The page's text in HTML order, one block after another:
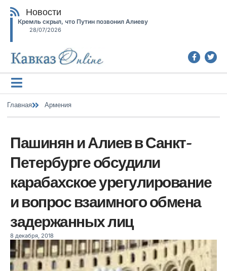
Новости
Кремль скрыл, что Путин позвонил Алиеву
28/07/2026
Главная Армения
Пашинян и Алиев в Санкт-
Петербурге обсудили
карабахское урегулирование
и вопрос взаимного обмена
задержанных лиц
8 декабря, 2018